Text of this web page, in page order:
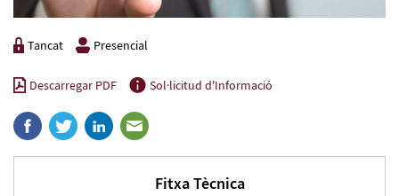
Tancat Presencial
Descarregar PDF Sol·licitud d'Informació
Fitxa Tècnica